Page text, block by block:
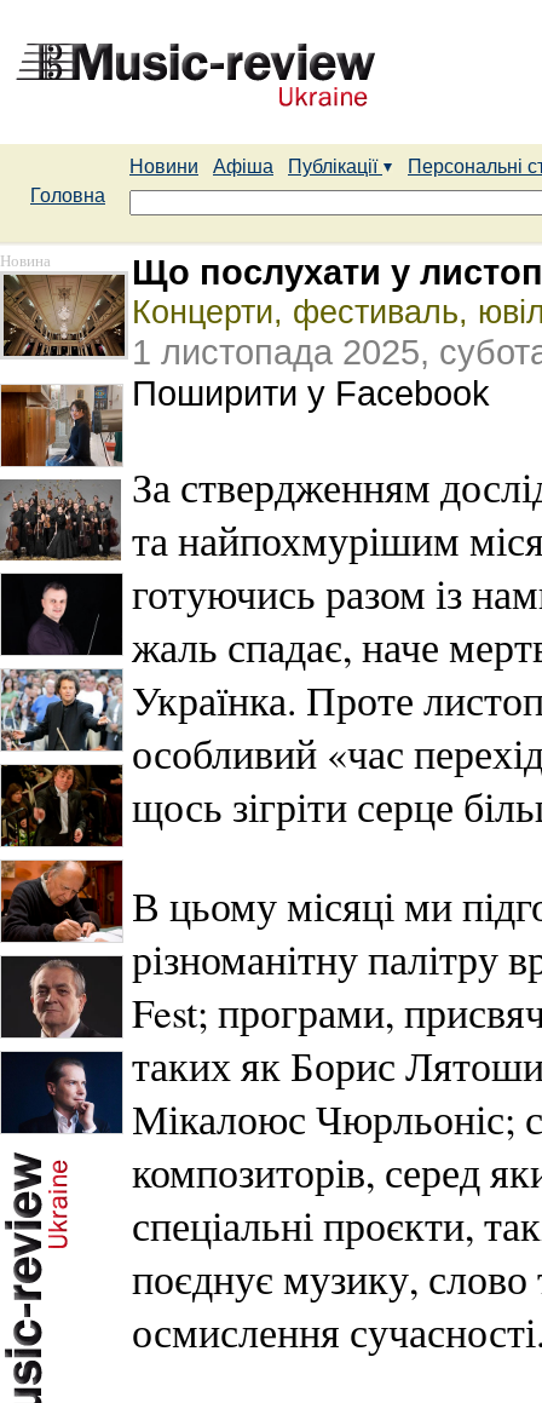
Новини Афіша Публікації
Персональні
Головна
Новина Що послухати у
Концерти, фестиваль,
1 листопада 2025,
Поширити у Facebook
За ствердженням
та найпохмурішим
готуючись разом із
жаль спадає, наче
Українка. Проте
особливий «час
щось зігріти серце
В цьому місяці ми
різноманітну палітру
Fest; програми,
таких як Борис
Мікалоюс Чюрльоніс;
композиторів, серед
спеціальні проєкти,
поєднує музику, слово
осмислення